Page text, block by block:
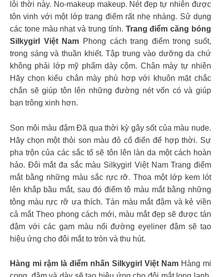
lỗi thời này. No-makeup makeup. Nét đẹp tự nhiên được
tôn vinh với một lớp trang điểm rất nhẹ nhàng. Sử dụng
các tone màu nhạt và trung tính. Trang điểm căng bóng
Silkygirl Việt Nam Phong cách trang điểm trong suốt,
trong sáng và thuần khiết. Tập trung vào dưỡng da chứ
không phải lớp mỹ phẩm dày cộm. Chân mày tự nhiên
Hãy chọn kiểu chân mày phù hợp với khuôn mặt chắc
chắn sẽ giúp tôn lên những đường nét vốn có và giúp
bạn trông xinh hơn.
Son môi màu đậm Đã qua thời kỳ gây sốt của màu nude.
Hãy chọn một thỏi son màu đỏ cổ điển để hợp thời. Sự
pha trộn của các sắc tố sẽ tôn lên làn da một cách hoàn
hảo. Đôi mắt đa sắc màu Silkygirl Việt Nam Trang điểm
mắt bằng những màu sắc rực rỡ. Thoa một lớp kem lót
lên khắp bầu mắt, sau đó điểm tô màu mắt bằng những
tông màu rực rỡ ưa thích. Tán màu mắt đậm và kẻ viền
cả mắt Theo phong cách mới, màu mắt đẹp sẽ được tán
đậm với các gam màu nổi đường eyeliner đậm sẽ tạo
hiệu ứng cho đôi mắt to tròn và thu hút.
Hàng mi rậm là điểm nhấn Silkygirl Việt Nam Hàng mi